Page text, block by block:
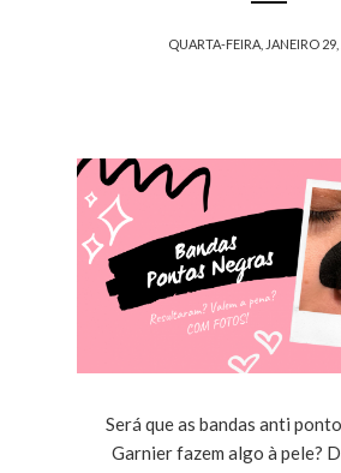
QUARTA-FEIRA, JANEIRO
Será que as bandas anti
Garnier fazem algo à pele?